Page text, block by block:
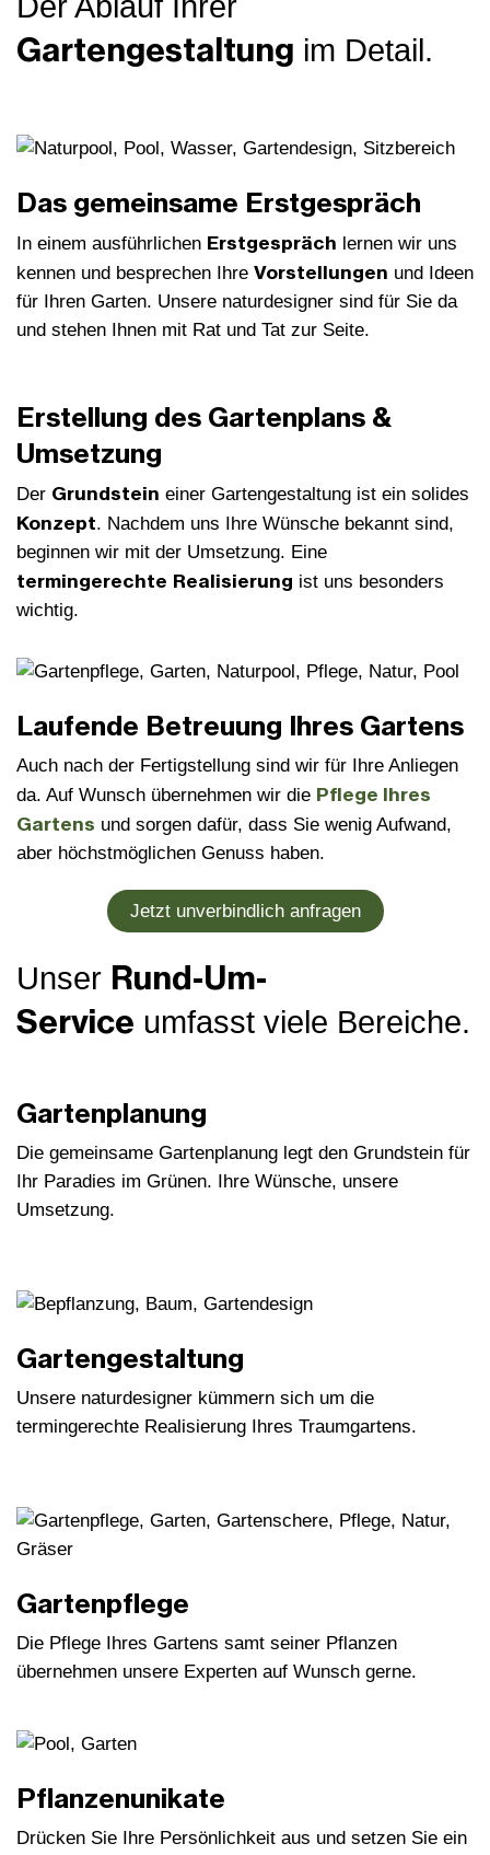
Gartengestaltung im Detail.
Das gemeinsame Erstgespräch
In einem ausführlichen Erstgespräch lernen wir uns
kennen und besprechen Ihre Vorstellungen und Ideen
für Ihren Garten. Unsere naturdesigner sind für Sie da
und stehen Ihnen mit Rat und Tat zur Seite.
Erstellung des Gartenplans &
Umsetzung
Der Grundstein einer Gartengestaltung ist ein solides
Konzept. Nachdem uns Ihre Wünsche bekannt sind,
beginnen wir mit der Umsetzung. Eine
termingerechte Realisierung ist uns besonders
wichtig.
Laufende Betreuung Ihres Gartens
Auch nach der Fertigstellung sind wir für Ihre Anliegen
da. Auf Wunsch übernehmen wir die Pflege Ihres
Gartens und sorgen dafür, dass Sie wenig Aufwand,
aber höchstmöglichen Genuss haben.
Jetzt unverbindlich anfragen
Unser Rund-Um-
Service umfasst viele Bereiche.
Gartenplanung
Die gemeinsame Gartenplanung legt den Grundstein für
Ihr Paradies im Grünen. Ihre Wünsche, unsere
Umsetzung.
Gartengestaltung
Unsere naturdesigner kümmern sich um die
termingerechte Realisierung Ihres Traumgartens.
Gartenpflege
Die Pflege Ihres Gartens samt seiner Pflanzen
übernehmen unsere Experten auf Wunsch gerne.
Pflanzenunikate
Drücken Sie Ihre Persönlichkeit aus und setzen Sie ein